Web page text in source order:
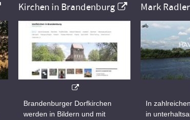
Kirchen in Brandenburg
Brandenburger Dorfkirchen
werden in Bildern und mit
Mark Radler
In
in